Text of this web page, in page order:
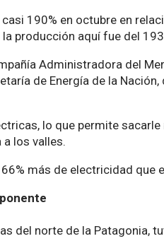
190% en octubre en
producción aquí fue del
Administradora del
de Energía de la
lo que permite
los valles.
más de electricidad que
del norte de la Patagonia,